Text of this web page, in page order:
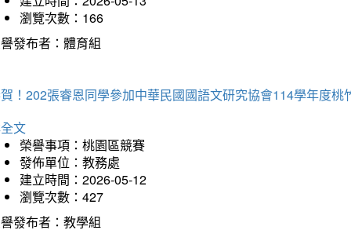
瀏覽次數：166
發布者：體育組
！202張睿恩同學參加中華民國國語文研究協會114學年度
文
榮譽事項：桃園區競賽
發佈單位：教務處
建立時間：2026-05-12
瀏覽次數：427
發布者：教學組